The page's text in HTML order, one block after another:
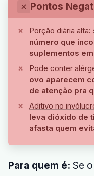
Pontos
Porção diária alta:
número que
suplementos
Pode conter
ovo aparecem
de atenção pra
Aditivo no
leva dióxido de
afasta quem
Para quem é: Se